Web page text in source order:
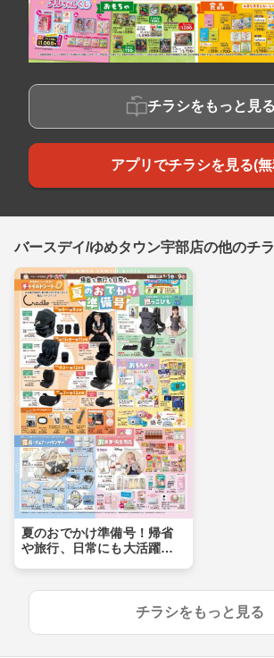
チラシをもっと見る
アプリでチラシを見る(
バースデイ/ゆめタウン宇部店の他のチ
夏のおでかけ準備号！帰省
や旅行、日常にも大活躍ア
チラシをもっと見る